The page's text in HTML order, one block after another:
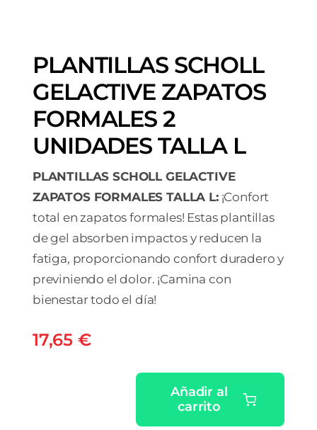
PLANTILLAS SCHOLL
GELACTIVE ZAPATOS
FORMALES 2
UNIDADES TALLA L
PLANTILLAS SCHOLL GELACTIVE
ZAPATOS FORMALES TALLA L:¡Confort
total en zapatos formales! Estas plantillas
de gel absorben impactos y reducen la
fatiga, proporcionando confort duradero y
previniendo el dolor. ¡Camina con
bienestar todo el día!
17,65 €
Añadir al
carrito